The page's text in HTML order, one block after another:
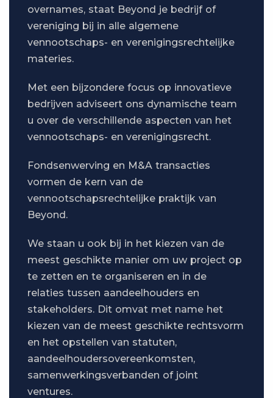
overnames, staat Beyond je bedrijf of
vereniging bij in alle algemene
vennootschaps- en verenigingsrechtelijke
materies.
Met een bijzondere focus op innovatieve
bedrijven adviseert ons dynamische team
u over de verschillende aspecten van het
vennootschaps- en verenigingsrecht.
Fondsenwerving en M&A transacties
vormen de kern van de
vennootschapsrechtelijke praktijk van
Beyond.
We staan u ook bij in het kiezen van de
meest geschikte manier om uw project op
te zetten en te organiseren en in de
relaties tussen aandeelhouders en
stakeholders. Dit omvat met name het
kiezen van de meest geschikte rechtsvorm
en het opstellen van statuten,
aandeelhoudersovereenkomsten,
samenwerkingsverbanden of joint
ventures.